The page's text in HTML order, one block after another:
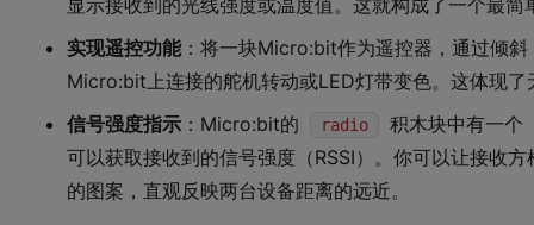
显示接收到的光线强度或温度值。这就构成了一个最
实现遥控功能：将一块Micro:bit作为遥控器，通过倾
Micro:bit上连接的舵机转动或LED灯带变色。这体现
信号强度指示 ：Micro:bit的 radio
积木块中有一个
可以获取接收到的信号强度（RSSI）。你可以让接收
的图案，直观反映两台设备距离的远近。